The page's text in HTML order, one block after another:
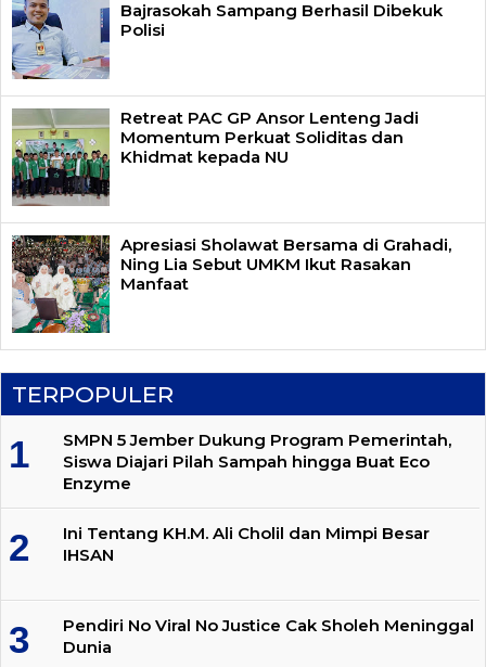
Bajrasokah Sampang Berhasil Dibekuk
Polisi
Retreat PAC GP Ansor Lenteng Jadi
Momentum Perkuat Soliditas dan
Khidmat kepada NU
Apresiasi Sholawat Bersama di Grahadi,
Ning Lia Sebut UMKM Ikut Rasakan
Manfaat
TERPOPULER
SMPN 5 Jember Dukung Program Pemerintah,
Siswa Diajari Pilah Sampah hingga Buat Eco
Enzyme
Ini Tentang KH.M. Ali Cholil dan Mimpi Besar
IHSAN
Pendiri No Viral No Justice Cak Sholeh Meninggal
Dunia